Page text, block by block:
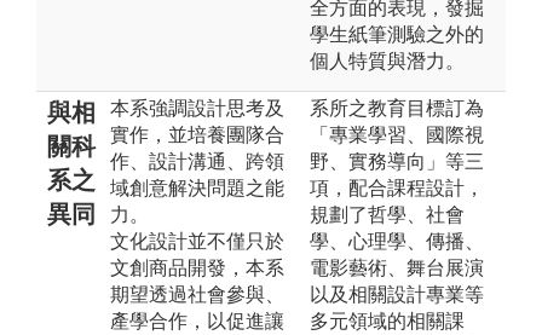
全方面的表現，發掘
學生紙筆測驗之外的
個人特質與潛力。
與相
關科
系之
異同
本系強調設計思考及
實作，並培養團隊合
作、設計溝通、跨領
域創意解決問題之能
力。
文化設計並不僅只於
文創商品開發，本系
期望透過社會參與、
產學合作，以促進讓
系所之教育目標訂為
「專業學習、國際視
野、實務導向」等三
項，配合課程設計，
規劃了哲學、社會
學、心理學、傳播、
電影藝術、舞台展演
以及相關設計專業等
多元領域的相關課